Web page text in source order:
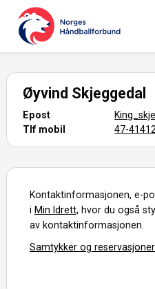
Øyvind Skjeggedal
Epost
Tlf mobil
47-
Kontaktinformasjonen, e-
i Min Idrett, hvor du også
av kontaktinformasjonen.
Samtykker og